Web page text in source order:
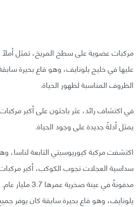
مركبات عضوية على سطح المريخ، تمثل أملًا
عليها في خليج يلونايف، وهو قاع بحيرة
الظروف المناسبة لظهور الحياة.
في اكتشاف رائد، عثر باحثون على أكبر
يمثل أدلةً جديدة على وجود الحياة.
اكتشفت مركبة كيوريوسيتي التابعة لناسا،
سداسية العجلات تجوب الكوكب، أكبر
مدفونةً في عينة
يلونايف، وهو قاع بحيرة سابقة كان يوفر